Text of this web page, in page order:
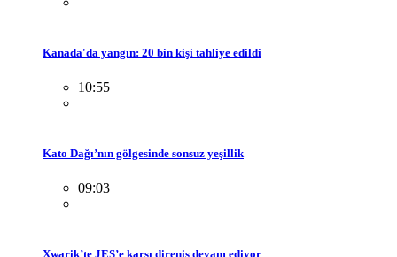
Kanada'da yangın: 20 bin kişi tahliye edildi
10:55
Kato Dağı’nın gölgesinde sonsuz yeşillik
09:03
Xwarik’te JES’e karşı direniş devam ediyor